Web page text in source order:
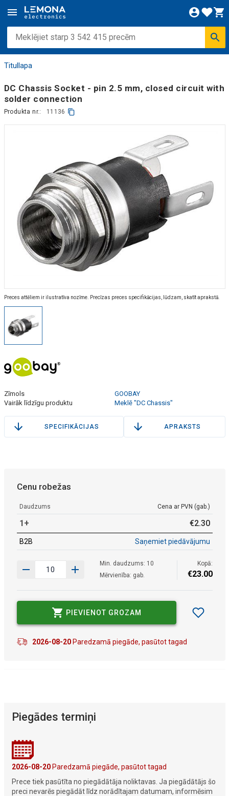
Titullapa
DC Chassis Socket - pin 2.5 mm, closed circuit with
solder connection
Produkta nr.: 11136
Preces attēliem ir ilustratīva nozīme. Precīzas preces specifikācijas, lūdzam, skatīt aprakstā.
Zīmols
GOOBAY
Vairāk līdzīgu produktu
Meklē "DC Chassis"
SPECIFIKĀCIJAS APRAKSTS
Cenu robežas
Daudzums Cena ar PVN (gab.)
1+ €2.30
B2B Saņemiet piedāvājumu
Min. daudzums: 10
Mērvienība: gab.
Kopā:
€23.00
PIEVIENOT GROZAM
2026-08-20Paredzamā piegāde, pasūtot tagad
Piegādes termiņi
2026-08-20Paredzamā piegāde, pasūtot tagad
Prece tiek pasūtīta no piegādātāja noliktavas. Ja piegādātājs šo
preci nevarēs piegādāt līdz norādītajam datumam, informēsim